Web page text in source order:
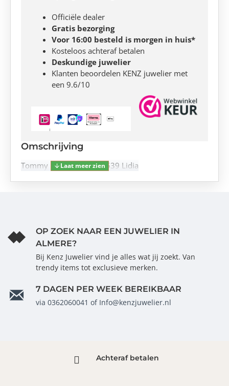
Officiële dealer
Gratis bezorging
Voor 16:00 besteld is morgen in huis*
Kosteloos achteraf betalen
Deskundige juwelier
Klanten beoordelen KENZ juwelier met
een 9.6/10
Omschrijving
Tommy Hilfiger TH1782539 Lidia
OP ZOEK NAAR EEN JUWELIER IN
ALMERE?
Bij Kenz Juwelier vind je alles wat jij zoekt. Van
trendy items tot exclusieve merken.
7 DAGEN PER WEEK BEREIKBAAR
via 0362060041 of Info@kenzjuwelier.nl
Achteraf betalen